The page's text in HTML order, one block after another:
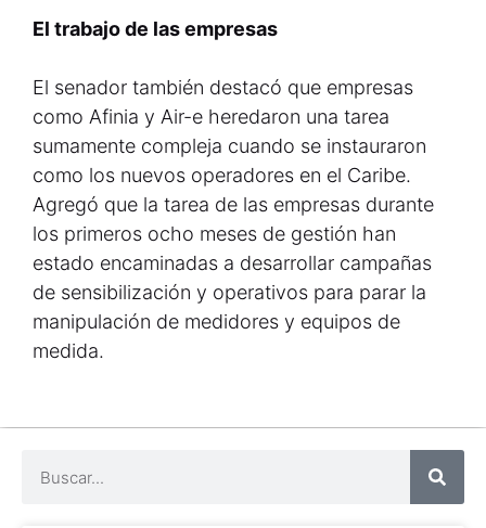
El trabajo de las empresas
El senador también destacó que empresas
como Afinia y Air-e heredaron una tarea
sumamente compleja cuando se instauraron
como los nuevos operadores en el Caribe.
Agregó que la tarea de las empresas durante
los primeros ocho meses de gestión han
estado encaminadas a desarrollar campañas
de sensibilización y operativos para parar la
manipulación de medidores y equipos de
medida.